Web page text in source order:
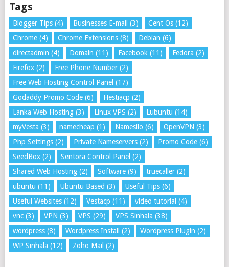
Tags
Blogger Tips(4) Businesses E-mail (3) Cent Os(12)
Chrome(4) Chrome Extensions(8) Debian (6)
directadmin (4) Domain (11) Facebook(11) Fedora (2)
Firefox(2) Free Phone Number(2)
Free Web Hosting Control Panel (17)
Godaddy Promo Code(6) Hestiacp (2)
Lanka Web Hosting(3) Linux VPS (2) Lubuntu (14)
myVesta (3) namecheap (1) Namesilo (6) OpenVPN (3)
Php Settings(2) Private Nameservers(2) Promo Code(6)
SeedBox(2) Sentora Control Panel (2)
Shared Web Hosting(2) Software(9) truecaller(2)
ubuntu (11) Ubuntu Based (3) Useful Tips(6)
Useful Websites(12) Vestacp (11) video tutorial (4)
vnc(3) VPN (3) VPS (29) VPS Sinhala (38)
wordpress(8) Wordpress Install (2) Wordpress Plugin (2)
WP Sinhala (12) Zoho Mail (2)